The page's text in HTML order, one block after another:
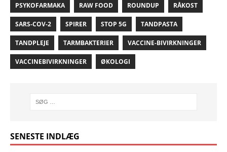
PSYKOFARMAKA RAW FOOD ROUNDUP RÅKOST
SARS-COV-2 SPIRER STOP 5G TANDPASTA
TANDPLEJE TARMBAKTERIER VACCINE-BIVIRKNINGER
VACCINEBIVIRKNINGER ØKOLOGI
SENESTE INDLÆG